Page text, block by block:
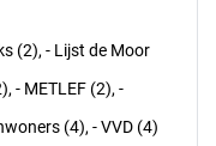
(2), - Lijst de Moor
- METLEF (2), -
(4), - VVD (4)